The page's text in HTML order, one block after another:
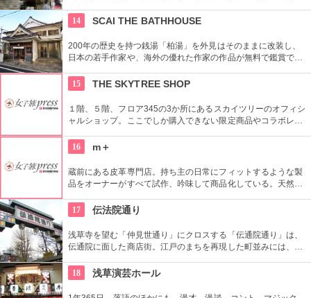
ず入ってみてはいかがでしょう。
14 SCAI THE BATHHOUSE
200年の歴史を持つ銭湯「柏湯」を外見はそのままに改装し、
日本の若手作家や、海外の優れた作家の作品が無料で鑑賞でき
15
THE SKYTREE SHOP
１階、５階、フロア345の3か所にあるスカイツリーのオフィシ
ャルショップ。ここでしか購入できない限定商品やコラボレー
日本一高いところでの購入として記念に残る思い出に！
16 m＋
蔵前にある皮革専門店。持ち主の日常にフィットするような製
品をオーナーがすべて試作、吟味して商品化している。天然素
17
伝法院通り
浅草寺を望む「仲見世通り」にクロスする「伝通院通り」は、
伝通院に面した商店街。江戸のまちを再現した町並みには、屋
あります。多彩なお店が並んでいて、買い物や食事も楽しめま
す。
18 浅草演芸ホール